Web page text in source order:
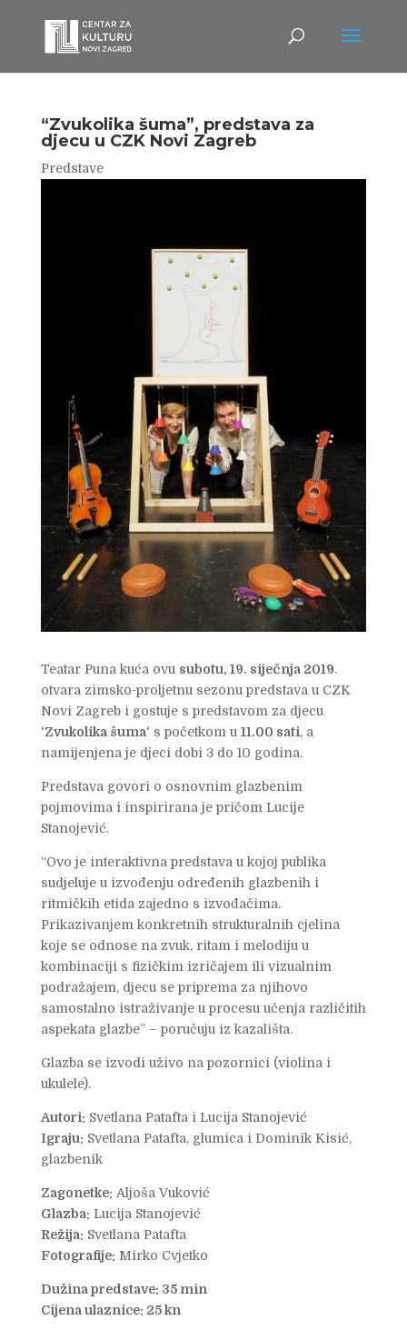
“Zvukolika šuma”, predstava za
djecu u CZK Novi Zagreb
Predstave
Teatar Puna kuća ovu subotu, 19. siječnja 2019.
otvara zimsko-proljetnu sezonu predstava u CZK
Novi Zagreb i gostuje s predstavom za djecu
‘Zvukolika šuma‘ s početkom u 11.00 sati, a
namijenjena je djeci dobi 3 do 10 godina.
Predstava govori o osnovnim glazbenim
pojmovima i inspirirana je pričom Lucije
Stanojević.
“Ovo je interaktivna predstava u kojoj publika
sudjeluje u izvođenju određenih glazbenih i
ritmičkih etida zajedno s izvođačima.
Prikazivanjem konkretnih strukturalnih cjelina
koje se odnose na zvuk, ritam i melodiju u
kombinaciji s fizičkim izričajem ili vizualnim
podražajem, djecu se priprema za njihovo
samostalno istraživanje u procesu učenja različitih
aspekata glazbe” – poručuju iz kazališta.
Glazba se izvodi uživo na pozornici (violina i
ukulele).
Autori: Svetlana Patafta i Lucija Stanojević
Igraju: Svetlana Patafta, glumica i Dominik Kisić,
glazbenik
Zagonetke: Aljoša Vuković
Glazba: Lucija Stanojević
Režija: Svetlana Patafta
Fotografije: Mirko Cvjetko
Dužina predstave: 35 min
Cijena ulaznice: 25 kn